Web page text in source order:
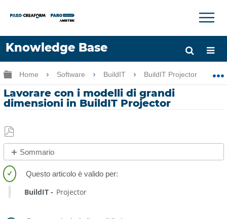
Knowledge Base
Lingua
Chiedere aiuto Accesso
×
Ingrandisci/riduci gerarchia globale
Home Software BuildIT BuildIT Projector
Lavorare con i modelli di grandi
dimensioni in BuildIT Projector
Salva
come
PDF
Sommario
Also
BuildIT Projector